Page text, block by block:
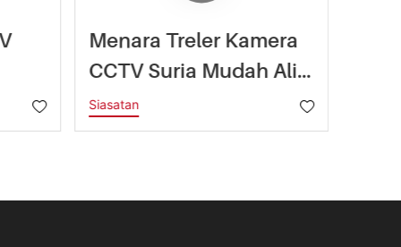
Menara Treler Kamera
CCTV Suria Mudah Alih
600W HiSITE
Siasatan